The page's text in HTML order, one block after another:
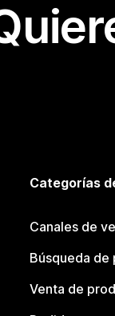
Categorías
Canales de
Búsqueda de
Venta de